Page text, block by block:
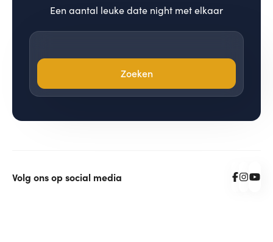
Een aantal leuke date night met elkaar
Zoeken
Volg ons op social media